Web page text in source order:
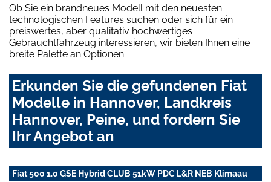
Ob Sie ein brandneues Modell mit den neuesten
technologischen Features suchen oder sich für ein
preiswertes, aber qualitativ hochwertiges
Gebrauchtfahrzeug interessieren, wir bieten Ihnen eine
breite Palette an Optionen.
Erkunden Sie die gefundenen Fiat
Modelle in Hannover, Landkreis
Hannover, Peine, und fordern Sie
Ihr Angebot an
Fiat 500 1.0 GSE Hybrid CLUB 51kW PDC L&R NEB Klimaau